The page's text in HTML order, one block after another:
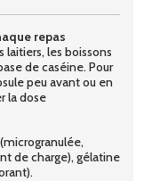
repas
laitiers, les boissons
de caséine. Pour
peu avant ou en
la dose
de charge), gélatine